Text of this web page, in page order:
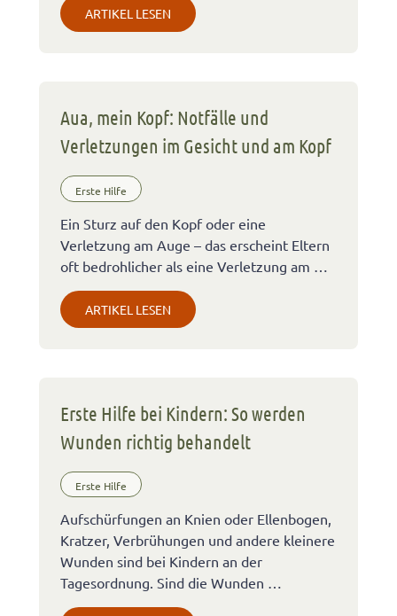
ARTIKEL LESEN
Aua, mein Kopf: Notfälle und
Verletzungen im Gesicht und am Kopf
Erste Hilfe
Ein Sturz auf den Kopf oder eine
Verletzung am Auge – das erscheint Eltern
oft bedrohlicher als eine Verletzung am …
ARTIKEL LESEN
Erste Hilfe bei Kindern: So werden
Wunden richtig behandelt
Erste Hilfe
Aufschürfungen an Knien oder Ellenbogen,
Kratzer, Verbrühungen und andere kleinere
Wunden sind bei Kindern an der
Tagesordnung. Sind die Wunden …